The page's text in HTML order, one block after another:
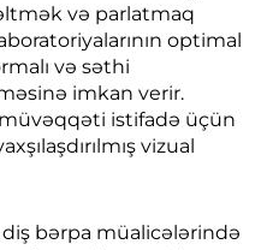
və parlatmaq
optimal
və səthi
imkan verir.
istifadə üçün
vizual
bərpa müalicələrində